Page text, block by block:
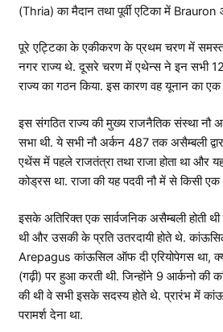
(Thria) का मैदान तथा पूर्वी एटिका में
पूरे एट्टिका के एकीकरण के प्रथम चरण में समस्त
नगर राज्य थे. दूसरे चरण में एथेन्स ने इन सभी 12
राज्य का गठन किया. इस कारण वह यूनान का
इस संगठित राज्य की मुख्य राजनैतिक संस्था नौ
सभा थी. ये सभी नौ अर्कन 487 तक असैम्बली
एथेंस में पहले राजतंत्रा तथा राजा होता था और
कोड्रस था. राजा की यह पदवी नौ में से किसी एक
इसके अतिरिक्त एक सार्वजनिक असैम्बली होती
थी और उसकी के प्रति उतरदायी होते थे.
Arepagus कांऊसिल ऑफ दी एरियोपेगस था,
(गढ़ी) पर हुआ करती थी. जिन्होंने 9 आर्कनो की
की थी वे सभी इसके सदस्य होते थे. प्रारंभ में
परामर्श देना था.